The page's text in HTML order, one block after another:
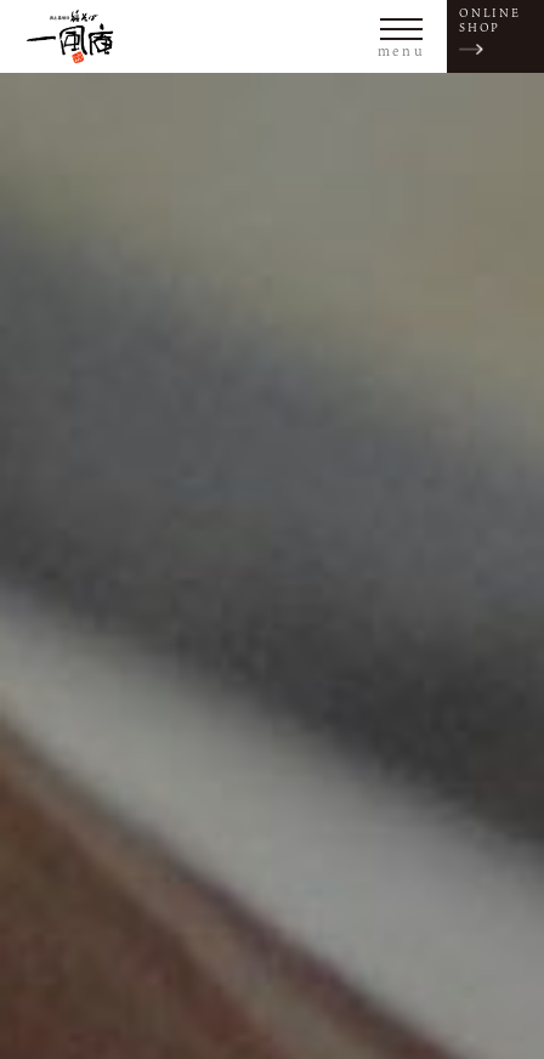
menu
ONLINE
SHOP